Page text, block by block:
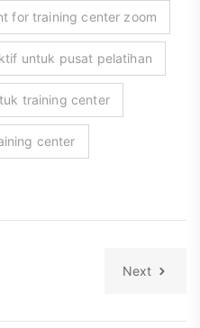
for training center zoom
untuk pusat pelatihan
training center
center
Next